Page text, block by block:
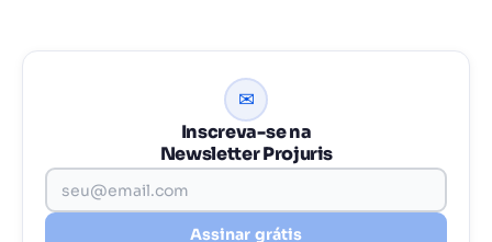
✉
Inscreva-se na
Newsletter Projuris
Assinar grátis